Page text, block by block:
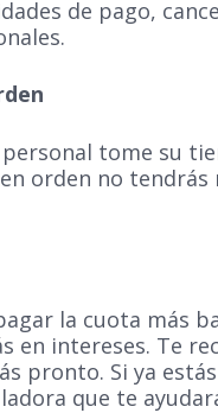
de pago,
tome su
orden no
la cuota más
en intereses. Te
pronto. Si ya
que te